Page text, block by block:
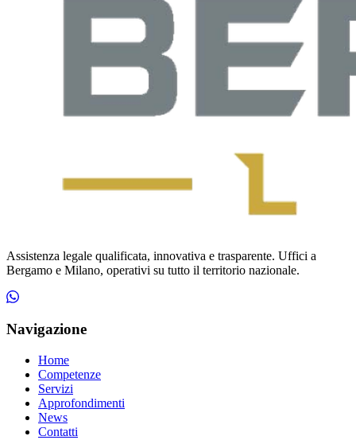
Assistenza legale qualificata, innovativa e trasparente. Uffici a
Bergamo e Milano, operativi su tutto il territorio nazionale.
Navigazione
Home
Competenze
Servizi
Approfondimenti
News
Contatti